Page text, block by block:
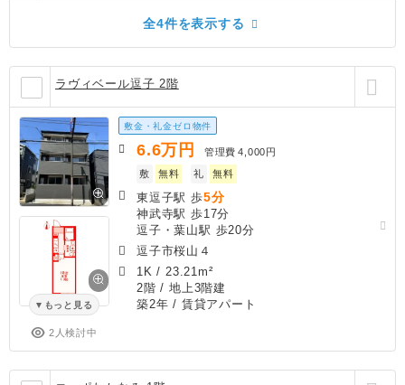
全4件を表示する
ラヴィベール逗子 2階
もっと見る
2人検討中
敷金・礼金ゼロ物件
6.6万円 管理費 4,000円
敷
無料 礼 無料
東逗子駅 歩5分
神武寺駅 歩17分
逗子・葉山駅 歩20分
逗子市桜山４
1K / 23.21m²
2階 / 地上3階建
築2年 / 賃貸アパート